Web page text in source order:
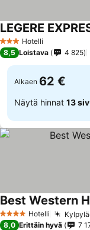
3 Tähtiluokitus
Hotelli
LEGERE
8,5 Loistava 4 825
Alkaen 62 €
Näytä hinnat 13
4 Tähtiluokitus
Hotelli
Best Western
8,0 Erittäin hyvä 7